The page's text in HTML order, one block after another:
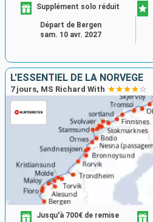
Supplément solo réduit
Départ de Bergen
sam. 10 avr. 2027
L'ESSENTIEL DE LA NORVÈGE
7 jours, MS Richard With
Jusqu'à 700€ de remise